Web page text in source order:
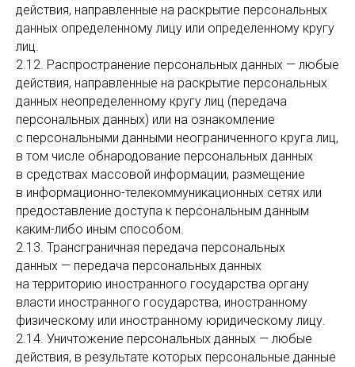
действия, направленные на раскрытие персональных
данных определенному лицу или определенному кругу
лиц.
2.12. Распространение персональных данных — любые
действия, направленные на раскрытие персональных
данных неопределенному кругу лиц (передача
персональных данных) или на ознакомление
с персональными данными неограниченного круга лиц,
в том числе обнародование персональных данных
в средствах массовой информации, размещение
в информационно-телекоммуникационных сетях или
предоставление доступа к персональным данным
каким-либо иным способом.
2.13. Трансграничная передача персональных
данных — передача персональных данных
на территорию иностранного государства органу
власти иностранного государства, иностранному
физическому или иностранному юридическому лицу.
2.14. Уничтожение персональных данных — любые
действия, в результате которых персональные данные